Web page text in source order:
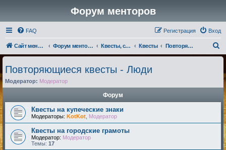
Форум менторов
FAQ Вход
Регистрация
Сайт менторов Форум менторов Квесты, события, репутации Квесты Повторяющиеся квесты - Люди
о
Повторяющиеся квесты - Люди
Модератор: Модератор
Форум
Квесты на купеческие знаки
Модераторы: KotKot Модератор
Квесты на городские грамоты
Модератор: Модератор
Темы: 17